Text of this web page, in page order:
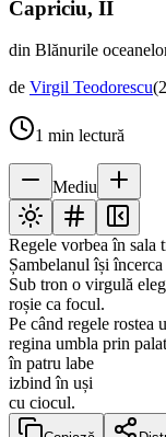
Capriciu, II
din Blănurile
de Virgil Teodorescu(
1 min lectură
Mediu
Regele vorbea în sala
Șambelanul își
Sub tron o virgulă
roșie ca focul.
Pe când regele rostea
regina umbla prin palat
în patru labe
izbind în uși
cu ciocul.